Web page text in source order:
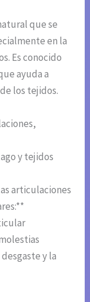
que se
en la
Es conocido
ayuda a
los tejidos.
y tejidos
articulaciones
y la